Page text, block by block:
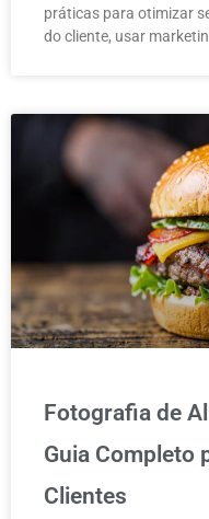
práticas para otimizar
do cliente, usar
Fotografia de
Guia Completo
Clientes